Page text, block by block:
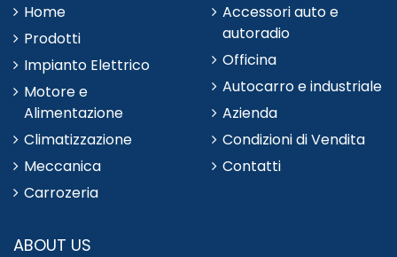
Home
Prodotti
Impianto Elettrico
Motore e
Alimentazione
Climatizzazione
Meccanica
Carrozeria
Accessori auto e
autoradio
Officina
Autocarro e industriale
Azienda
Condizioni di Vendita
Contatti
ABOUT US